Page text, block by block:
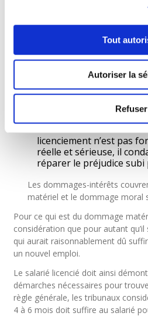
Tout
Autoriser la
Refuser
Si le tribunal conclut à
ne soit abusif quant au
l’employeur à verser au
qui ne peut être
Cette indemnité ne peut être
juge le licenciement abusif
Si le tribunal arrive à la
licenciement n’est pas
réelle et sérieuse, il
réparer le préjudice subi
Les dommages-intérêts
matériel et le dommage moral
Pour ce qui est du dommage
considération que pour autant
qui aurait raisonnablement dû
un nouvel emploi.
Le salarié licencié doit ainsi
démarches nécessaires pour
règle générale, les tribunaux
4 à 6 mois doit suffire au salarié